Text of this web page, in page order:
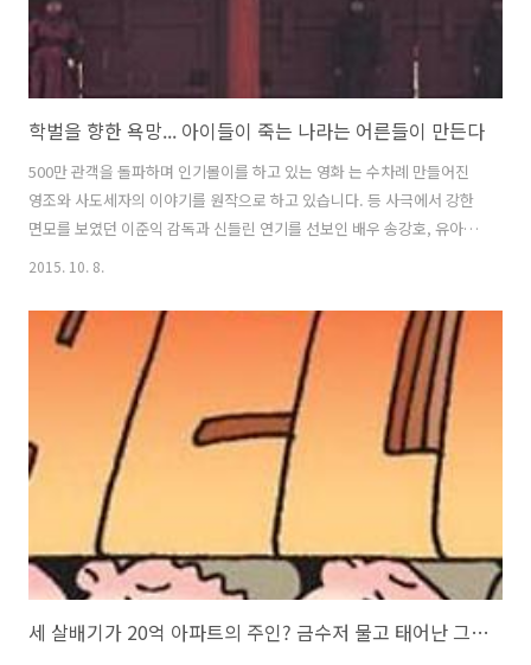
학벌을 향한 욕망... 아이들이 죽는 나라는 어른들이 만든다
500만 관객을 돌파하며 인기몰이를 하고 있는 영화 는 수차례 만들어진
영조와 사도세자의 이야기를 원작으로 하고 있습니다. 등 사극에서 강한
면모를 보였던 이준익 감독과 신들린 연기를 선보인 배우 송강호, 유아인
에 힘입어 흥행은 기세가 대단합니다. '왕으로서 아들을 죽일 수밖에 없
흥행의 가장 큰 요인이 아닌가 합니다. 는 실록을 충실하게 재현하면서
도, '자격을 갖춘 왕자'를 바랐던 왕과 '자애로운 아버지'를 바랐던 아들
의 엇갈린 감정으로 여백을 채우고 있었습니다. 그 때문인지 오늘날 세대
론과 맞닿는 부분도 보이더군요. 출처 - 조선일보 사도세자처럼 죽고 싶
지 않으면 공부하라는 엄마들 영화 가 40대 강남 엄마들 사이에서 인기라
고 합니..
2015. 10. 8.
세 살배기가 20억 아파트의 주인? 금수저 물고 태어난 그들만의 세상